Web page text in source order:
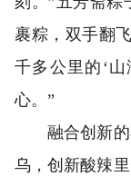
裹粽，双手翻
千多公里的‘
心。”
融合创新的
乌，创新酸辣